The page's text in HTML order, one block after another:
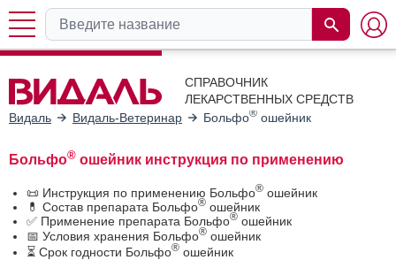
СПРАВОЧНИК
ЛЕКАРСТВЕННЫХ СРЕДСТВ
Видаль
Видаль-Ветеринар Больфо® ошейник
Больфо® ошейник инструкция по применению
📜 Инструкция по применению Больфо® ошейник
💊 Состав препарата Больфо® ошейник
✅ Применение препарата Больфо® ошейник
📅 Условия хранения Больфо® ошейник
⏳ Срок годности Больфо® ошейник